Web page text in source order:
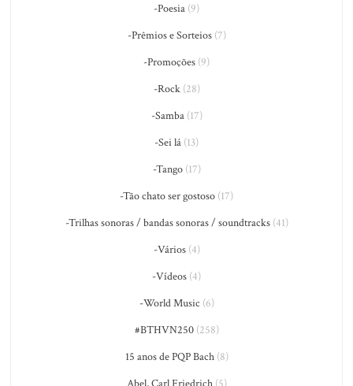
-Poesia (9)
-Prêmios e Sorteios(7)
-Promoções (9)
-Rock(28)
-Samba(17)
-Sei lá (13)
-Tango(17)
-Tão chato ser gostoso (17)
-Trilhas sonoras / bandas sonoras / soundtracks(41)
-Vários(4)
-Vídeos (4)
-World Music (6)
#BTHVN250(258)
15 anos de PQP Bach(8)